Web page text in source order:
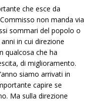
che esce da
non manda via
sommari del popolo o
in cui direzione
qualcosa che ha
di miglioramento.
siamo arrivati in
capire se
Ma sulla direzione